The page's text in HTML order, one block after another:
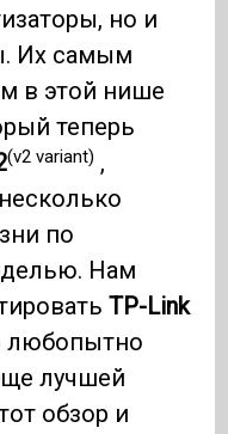
но и
Их самым
в этой нише
теперь
(v2 variant) ,
по
Нам
TP-Link
любопытно
лучшей
обзор и